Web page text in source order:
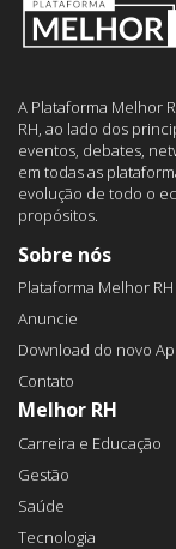
A Plataforma Melhor
RH, ao lado dos
eventos, debates,
em todas as
evolução de todo o
propósitos.
Sobre nós
Plataforma Melhor RH
Anuncie
Download do novo
Contato
Melhor RH
Carreira e Educação
Gestão
Saúde
Tecnologia